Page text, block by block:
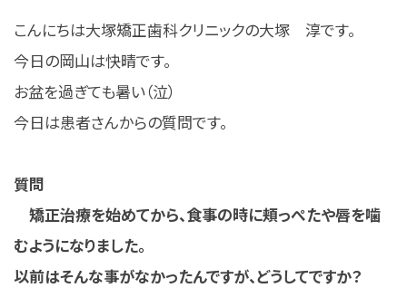
こんにちは大塚矯正歯科クリニックの大塚 淳です。
今日の岡山は快晴です。
お盆を過ぎても暑い（泣）
今日は患者さんからの質問です。
質問
矯正治療を始めてから、食事の時に頬っぺたや唇を噛
むようになりました。
以前はそんな事がなかったんですが、どうしてですか？